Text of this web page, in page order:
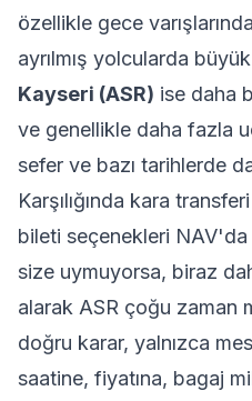
özellikle gece
ayrılmış yolcularda
Kayseri (ASR) ise daha
ve genellikle daha fazla
sefer ve bazı tarihlerde
Karşılığında kara
bileti seçenekleri NAV'da
size uymuyorsa, biraz
alarak ASR çoğu zaman
doğru karar, yalnızca
saatine, fiyatına, bagaj